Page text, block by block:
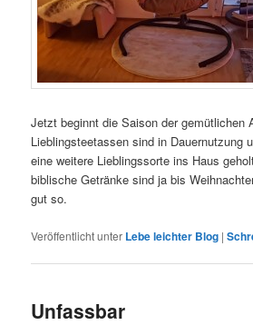
Jetzt beginnt die Saison der gemütlichen
Lieblingsteetassen sind in Dauernutzung
eine weitere Lieblingssorte ins Haus
biblische Getränke sind ja bis
gut so.
Veröffentlicht unter Lebe leichter Blog |
Unfassbar